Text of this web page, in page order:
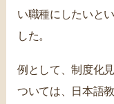
い職種にしたいと
した。
例として、制度化
ついては、日本語